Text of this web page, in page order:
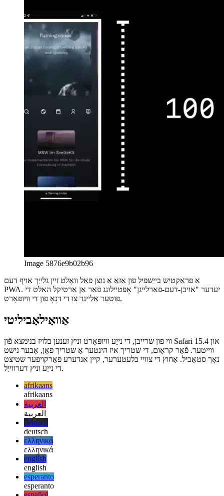
Image 5876e9b02b96
א פּראַקטיש בייַשפּיל פון אַזאַ אַ נוצן פאַל וואָלט זיין גלייַך אויף דעם
PWA. יעדער "אויבן-דעם-פאַרלייגן" אָפּטיילונג פֿאַר אַן אַרטיקל האלט די
אַוואַילאַביליטי
ווי פון שרייבן, די נייַע וויופּאָרט וניץ זענען בלויז בנימצא פֿון Safari 15.4 און
ווייטער. פֿאַר קראָום, די שטריך איז הינטער אַ שטריך פאָן, אָבער נישט
נאָך סטאַביל. אַחוץ די צוויי בלעטערער, קיין אנדערע פאַרקויפער שטיצט
afrikaans
afrikaans
العربية
العربية
deutsch
deutsch
ελληνικά
ελληνικά
english